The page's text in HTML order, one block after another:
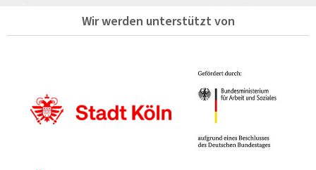
Wir werden unterstützt von